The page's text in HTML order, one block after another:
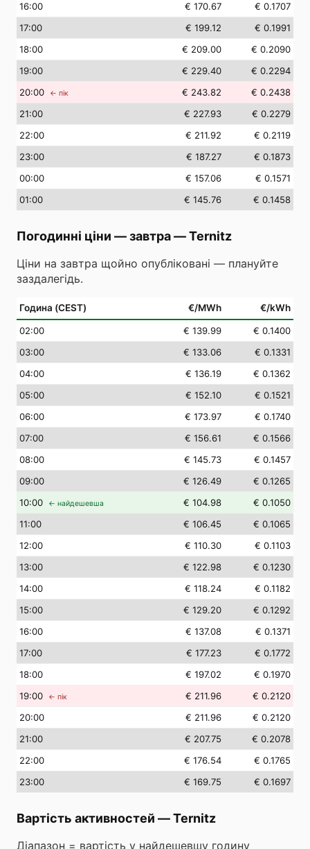
16:00 € 170.67
€ 0.1707
17:00 € 199.12
€ 0.1991
18:00 € 209.00
€ 0.2090
19:00 € 229.40
€ 0.2294
20:00 ← пік € 243.82
€ 0.2438
21:00 € 227.93
€ 0.2279
22:00 € 211.92
€ 0.2119
23:00 € 187.27
€ 0.1873
00:00 € 157.06
€ 0.1571
01:00 € 145.76 € 0.1458
Погодинні ціни — завтра—Ternitz
Ціни на завтра щойно опубліковані — плануйте
заздалегідь.
Година (CEST) €/MWh €/kWh
02:00 € 139.99
€ 0.1400
03:00 € 133.06
€ 0.1331
04:00 € 136.19
€ 0.1362
05:00 € 152.10
€ 0.1521
06:00 € 173.97
€ 0.1740
07:00 € 156.61
€ 0.1566
08:00 € 145.73
€ 0.1457
09:00 € 126.49
€ 0.1265
10:00 ← найдешевша € 104.98
€ 0.1050
11:00 € 106.45
€ 0.1065
12:00 € 110.30
€ 0.1103
13:00 € 122.98
€ 0.1230
14:00 € 118.24
€ 0.1182
15:00 € 129.20
€ 0.1292
16:00 € 137.08
€ 0.1371
17:00 € 177.23
€ 0.1772
18:00 € 197.02
€ 0.1970
19:00 ← пік € 211.96
€ 0.2120
20:00 € 211.96
€ 0.2120
21:00 € 207.75
€ 0.2078
22:00 € 176.54
€ 0.1765
23:00 € 169.75 € 0.1697
Вартість активностей —Ternitz
Діапазон = вартість у найдешевшу годину